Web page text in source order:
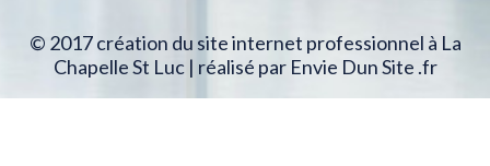
© 2017 création du site internet professionnel à La
Chapelle St Luc | réalisé par Envie Dun Site .fr